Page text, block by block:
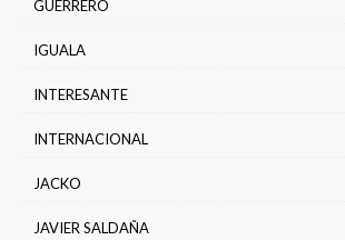
GUERRERO
IGUALA
INTERESANTE
INTERNACIONAL
JACKO
JAVIER SALDAÑA